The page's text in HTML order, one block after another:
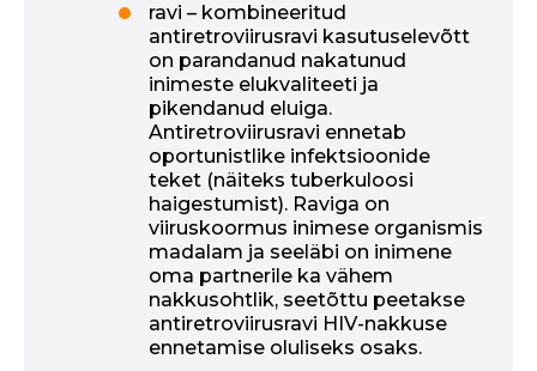
ravi – kombineeritud
antiretroviirusravi kasutuselevõtt
on parandanud nakatunud
inimeste elukvaliteeti ja
pikendanud eluiga.
Antiretroviirusravi ennetab
oportunistlike infektsioonide
teket (näiteks tuberkuloosi
haigestumist). Raviga on
viiruskoormus inimese organismis
madalam ja seeläbi on inimene
oma partnerile ka vähem
nakkusohtlik, seetõttu peetakse
antiretroviirusravi HIV-nakkuse
ennetamise oluliseks osaks.